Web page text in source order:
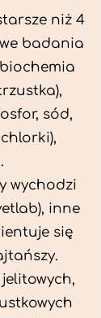
niż 4
badania
sód,
wychodzi
inne
się